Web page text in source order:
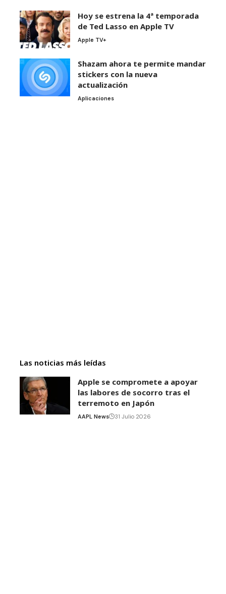
Hoy se estrena la 4ª temporada
de Ted Lasso en Apple TV
Apple TV+
Shazam ahora te permite mandar
stickers con la nueva
actualización
Aplicaciones
Las noticias más leídas
Apple se compromete a apoyar
las labores de socorro tras el
terremoto en Japón
AAPL News 31 Julio 2026